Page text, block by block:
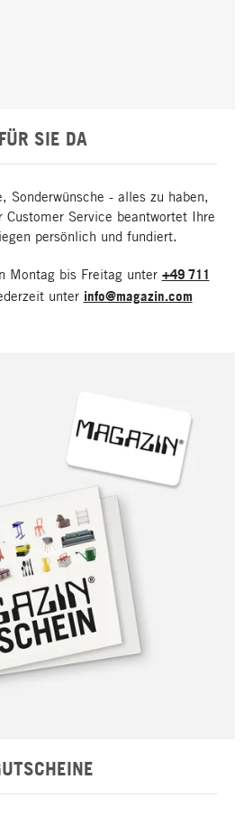
FÜR SIE DA
Sonderwünsche - alles zu haben,
Customer Service beantwortet Ihre
persönlich und fundiert.
Montag bis Freitag unter +49 711
unter info@magazin.com